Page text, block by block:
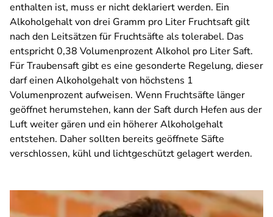
enthalten ist, muss er nicht deklariert werden. Ein
Alkoholgehalt von drei Gramm pro Liter Fruchtsaft gilt
nach den Leitsätzen für Fruchtsäfte als tolerabel. Das
entspricht 0,38 Volumenprozent Alkohol pro Liter Saft.
Für Traubensaft gibt es eine gesonderte Regelung, dieser
darf einen Alkoholgehalt von höchstens 1
Volumenprozent aufweisen. Wenn Fruchtsäfte länger
geöffnet herumstehen, kann der Saft durch Hefen aus der
Luft weiter gären und ein höherer Alkoholgehalt
entstehen. Daher sollten bereits geöffnete Säfte
verschlossen, kühl und lichtgeschützt gelagert werden.